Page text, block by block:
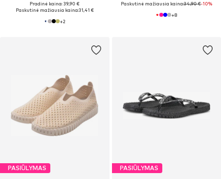
Pradinė kaina: 39,90 €
Paskutinė mažiausia kaina:31,41 €
+2
Paskutinė mažiausia kaina:34,90 €-10%
+8
PASIŪLYMAS PASIŪLYMAS